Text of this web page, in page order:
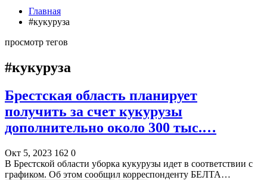
Главная
#кукуруза
просмотр тегов
#кукуруза
Брестская область планирует
получить за счет кукурузы
дополнительно около 300 тыс.…
Окт 5, 2023 162 0
В Брестской области уборка кукурузы идет в соответствии с
графиком. Об этом сообщил корреспонденту БЕЛТА…